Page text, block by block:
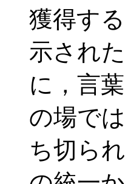
獲得す
示され
に，言
の場で
ち切ら